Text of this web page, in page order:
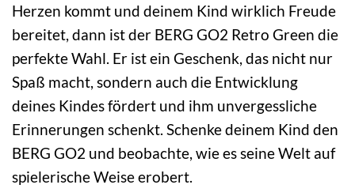
Herzen kommt und deinem Kind wirklich Freude
bereitet, dann ist der BERG GO2 Retro Green die
perfekte Wahl. Er ist ein Geschenk, das nicht nur
Spaß macht, sondern auch die Entwicklung
deines Kindes fördert und ihm unvergessliche
Erinnerungen schenkt. Schenke deinem Kind den
BERG GO2 und beobachte, wie es seine Welt auf
spielerische Weise erobert.